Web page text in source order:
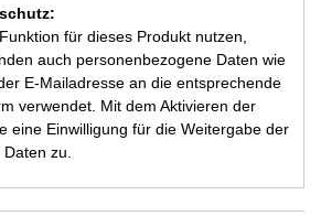
für dieses Produkt nutzen,
auch personenbezogene Daten wie
E-Mailadresse an die entsprechende
verwendet. Mit dem Aktivieren der
eine Einwilligung für die Weitergabe der
zu.